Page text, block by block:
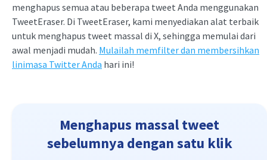
menghapus semua atau beberapa tweet Anda menggunakan
TweetEraser. Di TweetEraser, kami menyediakan alat terbaik
untuk menghapus tweet massal di X, sehingga memulai dari
awal menjadi mudah. Mulailah memfilter dan membersihkan
linimasa Twitter Anda hari ini!
Menghapus massal tweet
sebelumnya dengan satu klik